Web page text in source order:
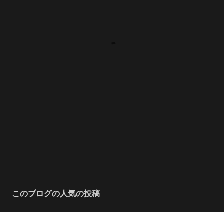
このブログの人気の投稿